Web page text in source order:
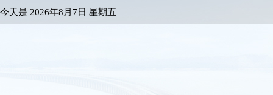
今天是 2026年8月7日 星期五